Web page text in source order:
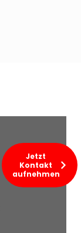
Jetzt
Kontakt
aufnehmen